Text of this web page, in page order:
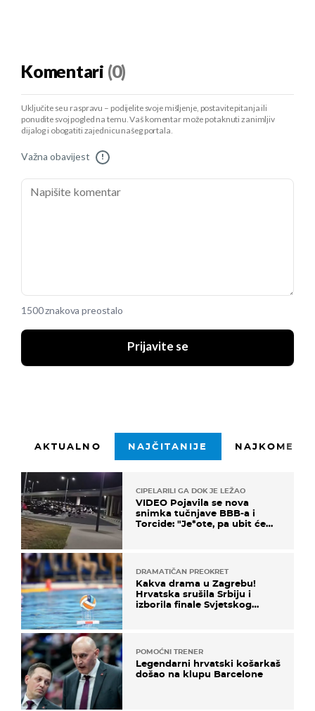
Komentari (0)
Uključite se u raspravu – podijelite svoje mišljenje, postavite pitanja ili
ponudite svoj pogled na temu. Vaš komentar može potaknuti zanimljiv
dijalog i obogatiti zajednicu našeg portala.
Važna obavijest !
1500 znakova preostalo
Prijavite se
AKTUALNO NAJČITANIJE
CIPELARILI GA DOK JE LEŽAO
VIDEO Pojavila se nova
snimka tučnjave BBB-a i
Torcide: "Je*ote, pa ubit će
DRAMATIČAN PREOKRET
Kakva drama u Zagrebu!
Hrvatska srušila Srbiju i
izborila finale Svjetskog
POMOĆNI TRENER
Legendarni hrvatski košarkaš
došao na klupu Barcelone